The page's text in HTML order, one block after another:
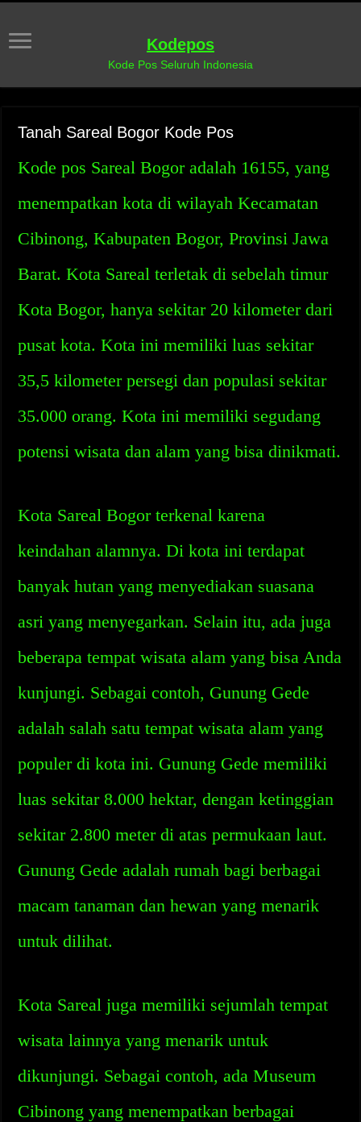
Kodepos
Kode Pos Seluruh Indonesia
Tanah Sareal Bogor Kode Pos
Kode pos Sareal Bogor adalah 16155, yang
menempatkan kota di wilayah Kecamatan
Cibinong, Kabupaten Bogor, Provinsi Jawa
Barat. Kota Sareal terletak di sebelah timur
Kota Bogor, hanya sekitar 20 kilometer dari
pusat kota. Kota ini memiliki luas sekitar
35,5 kilometer persegi dan populasi sekitar
35.000 orang. Kota ini memiliki segudang
potensi wisata dan alam yang bisa dinikmati.
Kota Sareal Bogor terkenal karena
keindahan alamnya. Di kota ini terdapat
banyak hutan yang menyediakan suasana
asri yang menyegarkan. Selain itu, ada juga
beberapa tempat wisata alam yang bisa Anda
kunjungi. Sebagai contoh, Gunung Gede
adalah salah satu tempat wisata alam yang
populer di kota ini. Gunung Gede memiliki
luas sekitar 8.000 hektar, dengan ketinggian
sekitar 2.800 meter di atas permukaan laut.
Gunung Gede adalah rumah bagi berbagai
macam tanaman dan hewan yang menarik
untuk dilihat.
Kota Sareal juga memiliki sejumlah tempat
wisata lainnya yang menarik untuk
dikunjungi. Sebagai contoh, ada Museum
Cibinong yang menempatkan berbagai